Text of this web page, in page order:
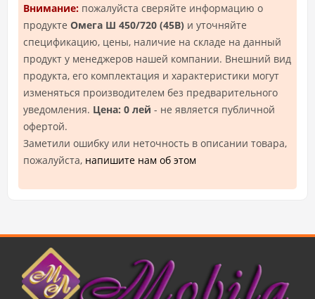
Внимание: пожалуйста сверяйте информацию о
продукте Омега Ш 450/720 (45В) и уточняйте
спецификацию, цены, наличие на складе на данный
продукт у менеджеров нашей компании. Внешний вид
продукта, его комплектация и характеристики могут
изменяться производителем без предварительного
уведомления. Цена: 0 лей - не является публичной
офертой.
Заметили ошибку или неточность в описании товара,
пожалуйста, напишите нам об этом